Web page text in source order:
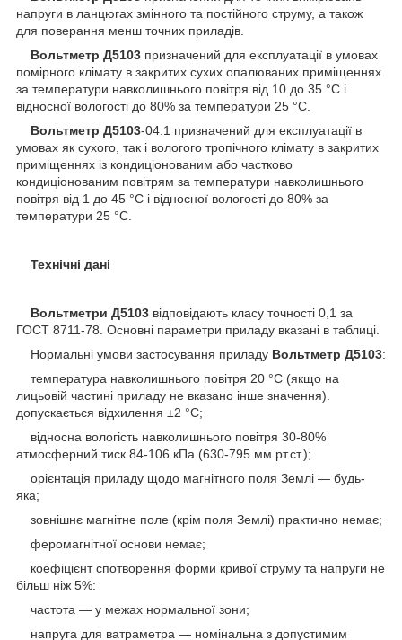
напруги в ланцюгах змінного та постійного струму, а також
для поверання менш точних приладів.
Вольтметр Д5103 призначений для експлуатації в умовах
помірного клімату в закритих сухих опалюваних приміщеннях
за температури навколишнього повітря від 10 до 35 °C і
відносної вологості до 80% за температури 25 °C.
Вольтметр Д5103-04.1 призначений для експлуатації в
умовах як сухого, так і вологого тропічного клімату в закритих
приміщеннях із кондиціонованим або частково
кондиціонованим повітрям за температури навколишнього
повітря від 1 до 45 °C і відносної вологості до 80% за
температури 25 °C.
Технічні дані
Вольтметри Д5103 відповідають класу точності 0,1 за
ГОСТ 8711-78. Основні параметри приладу вказані в таблиці.
Нормальні умови застосування приладу Вольтметр Д5103:
температура навколишнього повітря 20 °C (якщо на
лицьовій частині приладу не вказано інше значення).
допускається відхилення ±2 °C;
відносна вологість навколишнього повітря 30-80%
атмосферний тиск 84-106 кПа (630-795 мм.рт.ст.);
орієнтація приладу щодо магнітного поля Землі — будь-
яка;
зовнішнє магнітне поле (крім поля Землі) практично немає;
феромагнітної основи немає;
коефіцієнт спотворення форми кривої струму та напруги не
більш ніж 5%:
частота — у межах нормальної зони;
напруга для ватраметра — номінальна з допустимим